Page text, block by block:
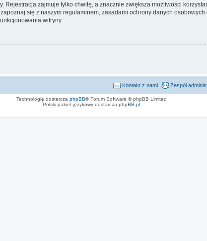
zajmuje tylko chwilę, a znacznie zwiększa możliwości
się z naszym regulaminem, zasadami ochrony danych
witryny.
Zespół
Kontakt z nami
Technologię dostarcza phpBB® Forum Software © phpBB Limited
Polski pakiet językowy dostarcza phpBB.pl